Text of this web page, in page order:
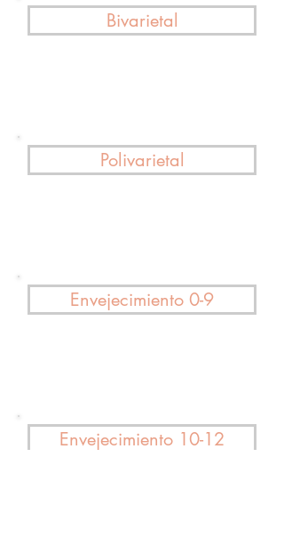
Bivarietal
Polivarietal
Envejecimiento 0-9
Envejecimiento 10-12